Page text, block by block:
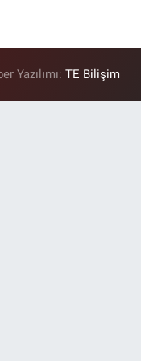
Yazılımı:TE Bilişim